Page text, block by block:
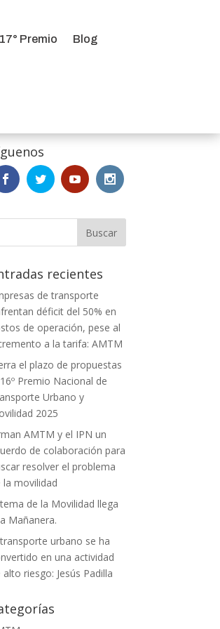
17° Premio Blog
recientes
de transporte
déficit del 50% en
de operación, pese al
a la tarifa: AMTM
el plazo de propuestas
Premio Nacional de
Urbano y
2025
AMTM y el IPN un
de colaboración para
resolver el problema
la movilidad
de la Movilidad llega
Mañanera.
urbano se ha
en una actividad
alto riesgo: Jesús Padilla